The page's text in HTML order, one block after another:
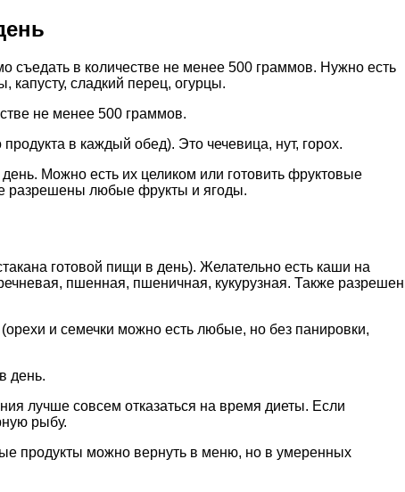
в количестве не менее 500 граммов. Нужно есть
капусту, сладкий перец, огурцы.
не менее 500 граммов.
в каждый обед). Это чечевица, нут, горох.
Можно есть их целиком или готовить фруктовые
разрешены любые фрукты и ягоды.
готовой пищи в день). Желательно есть каши на
пшенная, пшеничная, кукурузная. Также разрешен
и семечки можно есть любые, но без панировки,
день.
лучше совсем отказаться на время диеты. Если
рыбу.
продукты можно вернуть в меню, но в умеренных